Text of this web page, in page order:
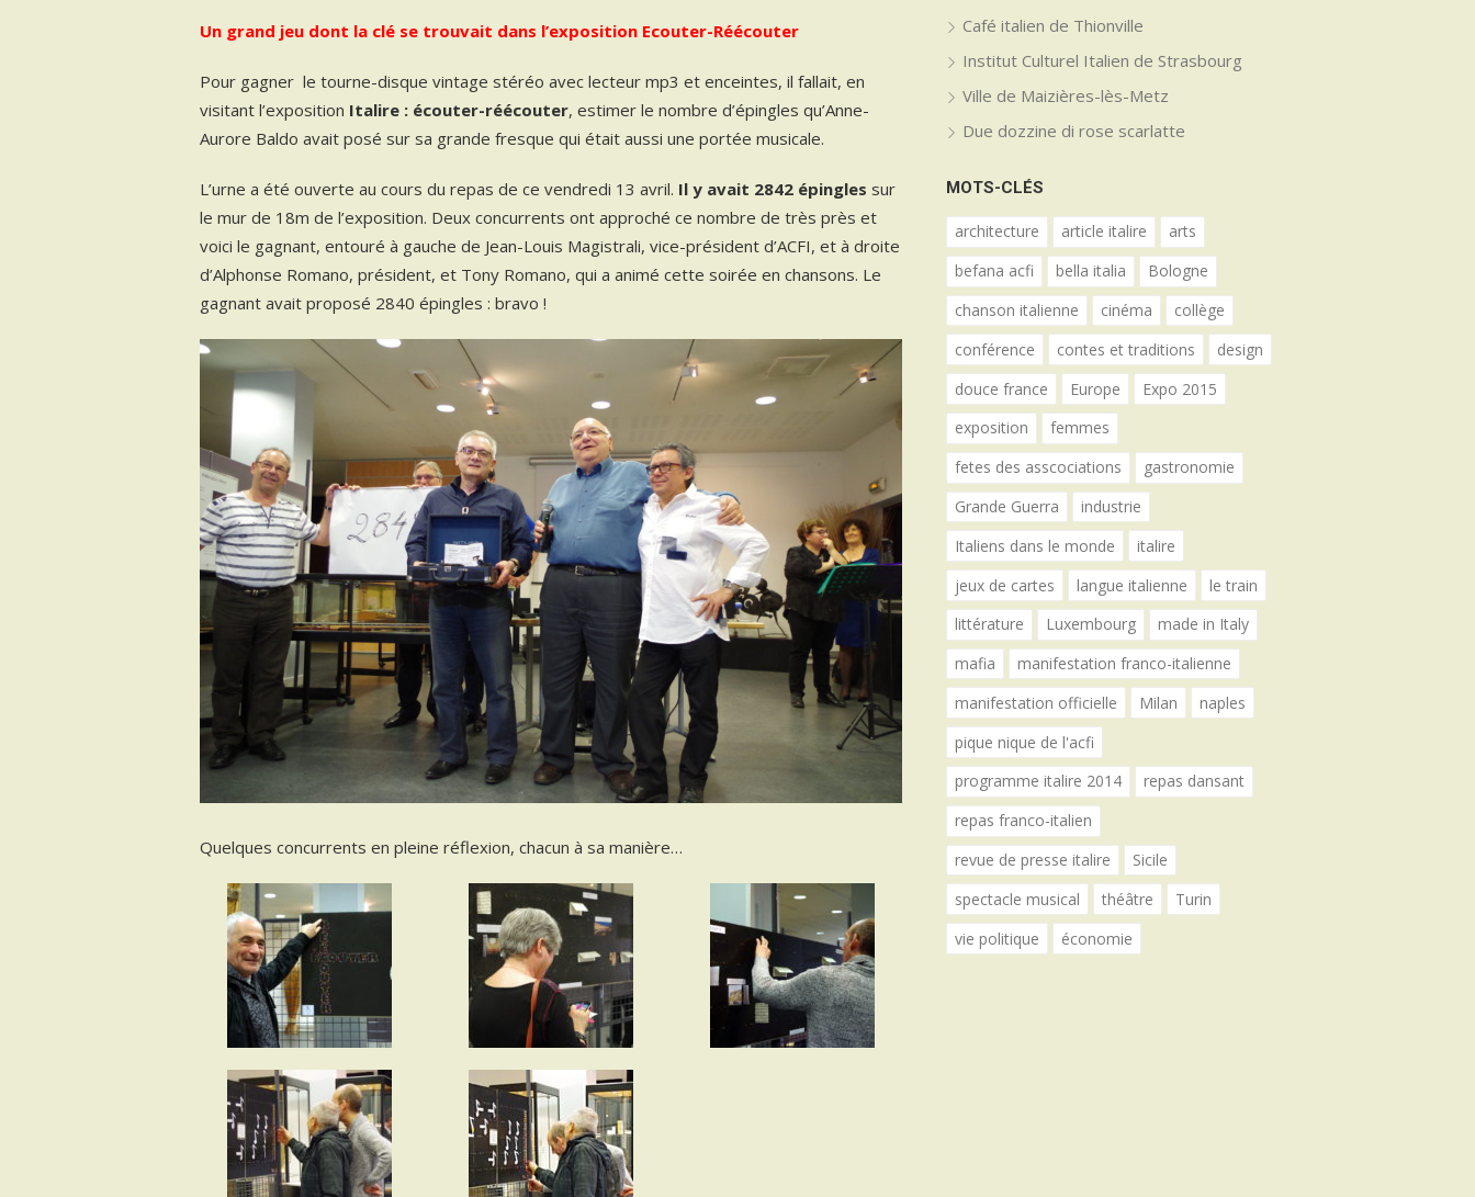
Un grand jeu dont la clé se trouvait dans l’exposition Ecouter-Réécouter
Pour gagner le tourne-disque vintage stéréo avec lecteur mp3 et enceintes, il fallait, en
visitant l’exposition Italire : écouter-réécouter, estimer le nombre d’épingles qu’Anne-
Aurore Baldo avait posé sur sa grande fresque qui était aussi une portée musicale.
L’urne a été ouverte au cours du repas de ce vendredi 13 avril. Il y avait 2842 épingles sur
le mur de 18m de l’exposition. Deux concurrents ont approché ce nombre de très près et
voici le gagnant, entouré à gauche de Jean-Louis Magistrali, vice-président d’ACFI, et à droite
d’Alphonse Romano, président, et Tony Romano, qui a animé cette soirée en chansons. Le
gagnant avait proposé 2840 épingles : bravo !
Quelques concurrents en pleine réflexion, chacun à sa manière…
Café italien de Thionville
Institut Culturel Italien de Strasbourg
Ville de Maizières-lès-Metz
Due dozzine di rose scarlatte
MOTS-CLÉS
architecture article italire
arts
befana acfi
bella italia
Bologne
chanson italienne
cinéma
collège
conférence
contes et traditions
design
douce france
Europe
Expo 2015
exposition
femmes
fetes des asscociations
gastronomie
Grande Guerra
industrie
Italiens dans le monde
italire
jeux de cartes
langue italienne
le train
littérature
Luxembourg
made in Italy
mafia
manifestation franco-italienne
manifestation officielle
Milan
naples
pique nique de l'acfi
programme italire 2014
repas dansant
repas franco-italien
revue de presse italire
Sicile
spectacle musical
théâtre
Turin
vie politique
économie